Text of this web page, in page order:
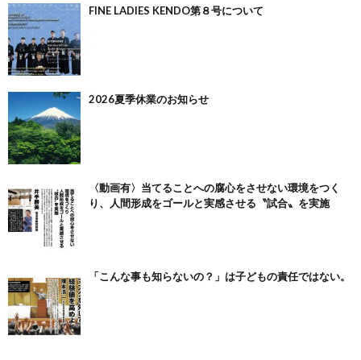
FINE LADIES KENDO第８号について
2026夏季休業のお知らせ
〈動画有〉当てることへの腐心をさせない環境をつく
り、人間形成をゴールと実感させる〝試合〟を実施
「こんな事も知らないの？」は子どもの責任ではない。